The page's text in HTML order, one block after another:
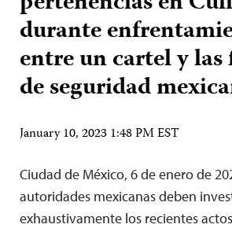
durante
entre un cartel y las
de seguridad
January 10, 2023 1:48 PM EST
Ciudad de México, 6 de enero de
autoridades mexicanas deben
exhaustivamente los recientes